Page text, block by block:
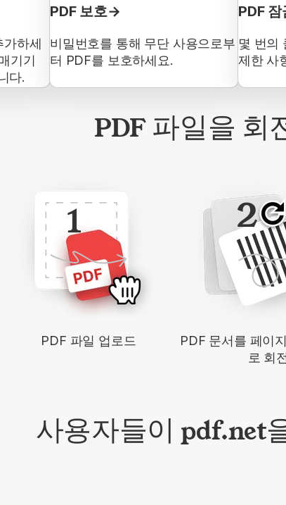
가하세
기기
다.
PDF 보호
비밀번호를 통해 무단 사용으로부
터 PDF를 보호하세요.
PDF 잠
몇 번의
제한 사
PDF 파일을 회
1
PDF 파일 업로드
2
PDF 문서를 페이
로 회
사용자들이 pdf.net